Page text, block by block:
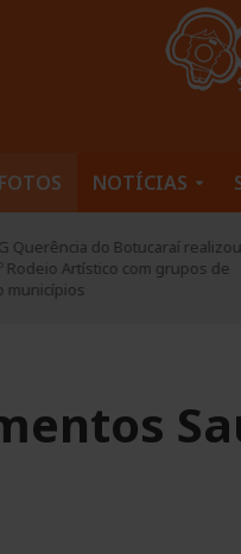
FOTOS NOTÍCIAS
conclui reparo em adutora e
normalização do
em Soledade